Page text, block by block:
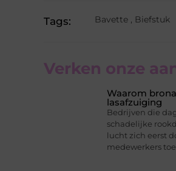
Tags: Bavette , Biefstuk
Verken onze
Waarom
lasafzuiging
Bedrijven die
schadelijke
lucht zich eerst
medewerkers